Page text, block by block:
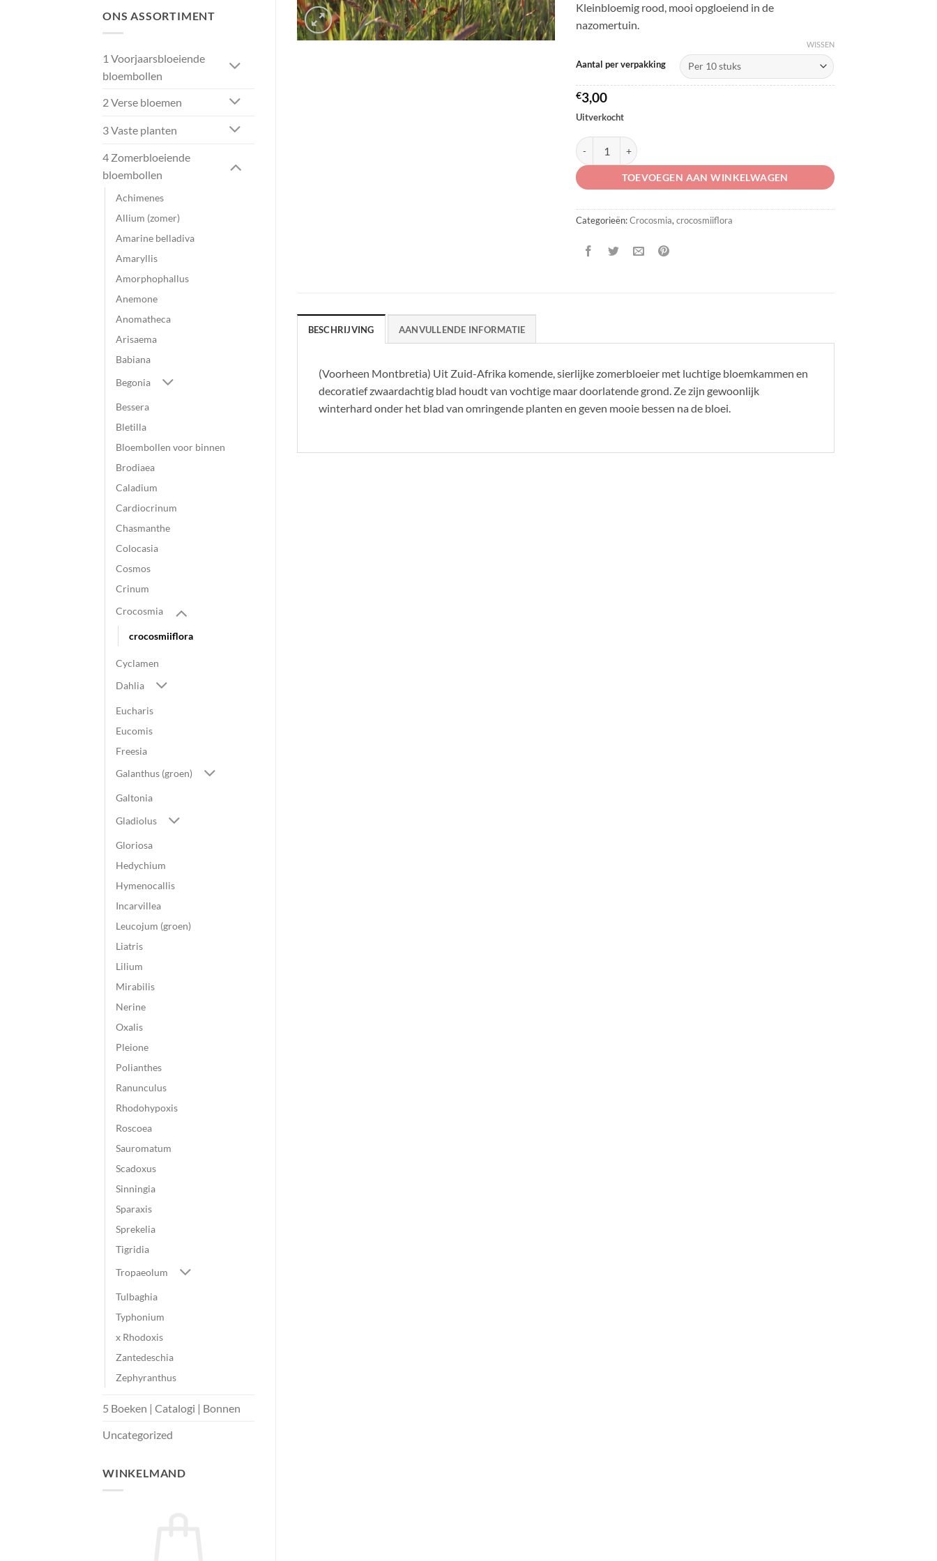
ONS ASSORTIMENT
1 Voorjaarsbloeiende
bloembollen
2 Verse bloemen
3 Vaste planten
4 Zomerbloeiende
bloembollen
Achimenes
Allium (zomer)
Amarine belladiva
Amaryllis
Amorphophallus
Anemone
Anomatheca
Arisaema
Babiana
Begonia
Bessera
Bletilla
Bloembollen voor binnen
Brodiaea
Caladium
Cardiocrinum
Chasmanthe
Colocasia
Cosmos
Crinum
Crocosmia
crocosmiiflora
Cyclamen
Dahlia
Eucharis
Eucomis
Freesia
Galanthus (groen)
Galtonia
Gladiolus
Gloriosa
Hedychium
Hymenocallis
Incarvillea
Leucojum (groen)
Liatris
Lilium
Mirabilis
Nerine
Oxalis
Pleione
Polianthes
Ranunculus
Rhodohypoxis
Roscoea
Sauromatum
Scadoxus
Sinningia
Sparaxis
Sprekelia
Tigridia
Tropaeolum
Tulbaghia
Typhonium
x Rhodoxis
Zantedeschia
Zephyranthus
5 Boeken | Catalogi | Bonnen
Uncategorized
WINKELMAND
Kleinbloemig rood, mooi opgloeiend in de
nazomertuin.
Aantal per verpakking
WISSEN
€3,00
Uitverkocht
Crocosmia 'Fire King' aantal
TOEVOEGEN AAN WINKELWAGEN
Categorieën:Crocosmia,crocosmiiflora
BESCHRIJVING AANVULLENDE INFORMATIE
(Voorheen Montbretia) Uit Zuid-Afrika komende, sierlijke zomerbloeier met luchtige bloemkammen en
decoratief zwaardachtig blad houdt van vochtige maar doorlatende grond. Ze zijn gewoonlijk
winterhard onder het blad van omringende planten en geven mooie bessen na de bloei.